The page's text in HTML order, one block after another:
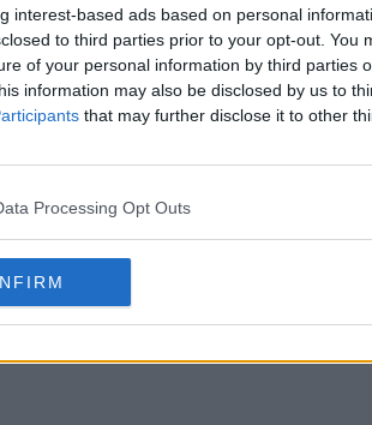
interest-based ads based on personal
to third parties prior to your opt-out. You
of your personal information by third parties
information may also be disclosed by us to
that may further disclose it to other
Processing Opt Outs